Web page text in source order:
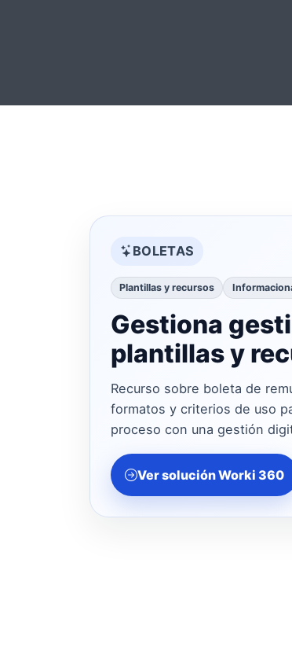
BOLETAS
Plantillas y recursos
Gestiona
plantillas y
Recurso sobre boleta de
formatos y criterios de uso
proceso con una gestión
Ver solución Worki 360